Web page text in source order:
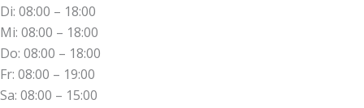
Di: 08:00 – 18:00
Mi: 08:00 – 18:00
Do: 08:00 – 18:00
Fr: 08:00 – 19:00
Sa: 08:00 – 15:00